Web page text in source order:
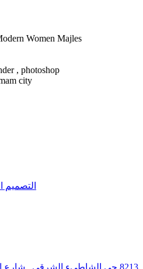
Women Majles
, photoshop
city
التصميم
8213 حي الشاطيء الشرقي , شارع